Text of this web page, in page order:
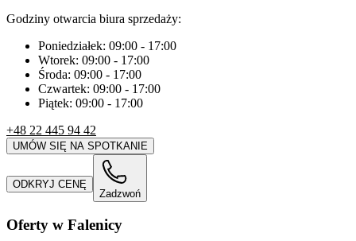
Godziny otwarcia biura sprzedaży:
Poniedziałek: 09:00 - 17:00
Wtorek: 09:00 - 17:00
Środa: 09:00 - 17:00
Czwartek: 09:00 - 17:00
Piątek: 09:00 - 17:00
+48 22 445 94 42
UMÓW SIĘ NA SPOTKANIE
ODKRYJ CENĘ
Zadzwoń
Oferty w Falenicy